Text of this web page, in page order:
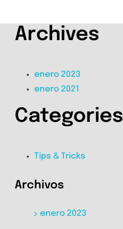
Archives
enero 2023
enero 2021
Categories
Tips & Tricks
Archivos
enero 2023